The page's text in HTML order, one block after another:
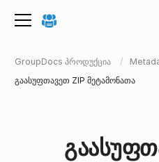
GroupDocs პროდუქცია
გაასუფთავეთ ZIP მეტამონათა